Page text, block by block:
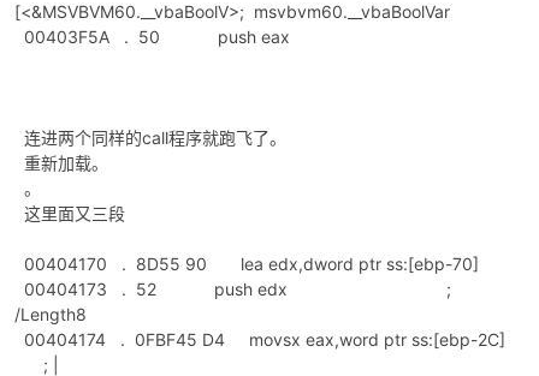
[<&MSVBVM60.__vbaBoolV>; msvbvm60.__vbaBoolVar
00403F5A . 50 push eax
连进两个同样的call程序就跑飞了。
重新加载。
。
这里面又三段
00404170 . 8D55 90 lea edx,dword ptr ss:[ebp-70]
00404173 . 52 push edx ;
/Length8
00404174 . 0FBF45 D4 movsx eax,word ptr ss:[ebp-2C]
; |